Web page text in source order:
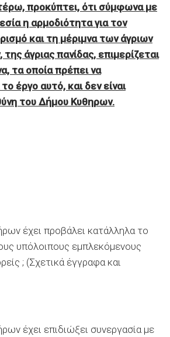
προκύπτει, ότι σύμφωνα με
η αρμοδιότητα για τον
και τη μέριμνα των άγριων
άγριας πανίδας, επιμερίζεται
τα οποία πρέπει να
έργο αυτό, και δεν είναι
του Δήμου Κυθηρων.
έχει προβάλει κατάλληλα το
υπόλοιπους εμπλεκόμενους
; (Σχετικά έγγραφα και
έχει επιδιώξει συνεργασία με